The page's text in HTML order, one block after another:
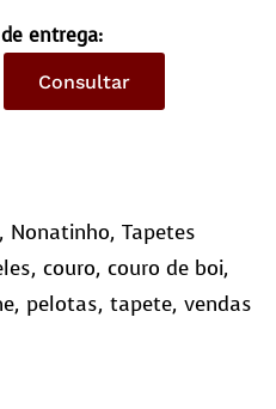
entrega:
Consultar
, Nonatinho, Tapetes
, couro, couro de boi,
, pelotas, tapete, vendas